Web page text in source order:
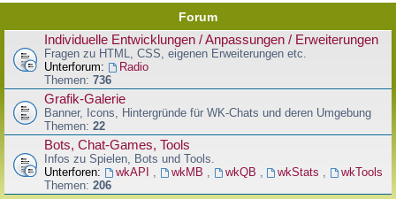
e
Forum
Individuelle Entwicklungen / Anpassungen / Erweiterungen
Fragen zu HTML, CSS, eigenen Erweiterungen etc.
Unterforum:
Radio
Themen: 736
Grafik-Galerie
Banner, Icons, Hintergründe für WK-Chats und deren Umgebung
Themen: 22
Bots, Chat-Games, Tools
Infos zu Spielen, Bots und Tools.
Unterforen:
wkAPI wkMB wkQB wkStats
wkTools
Themen: 206